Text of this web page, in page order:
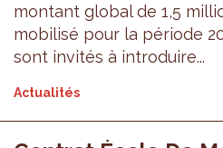
montant global de 1,5
mobilisé pour la période
sont invités à introduire...
Actualités